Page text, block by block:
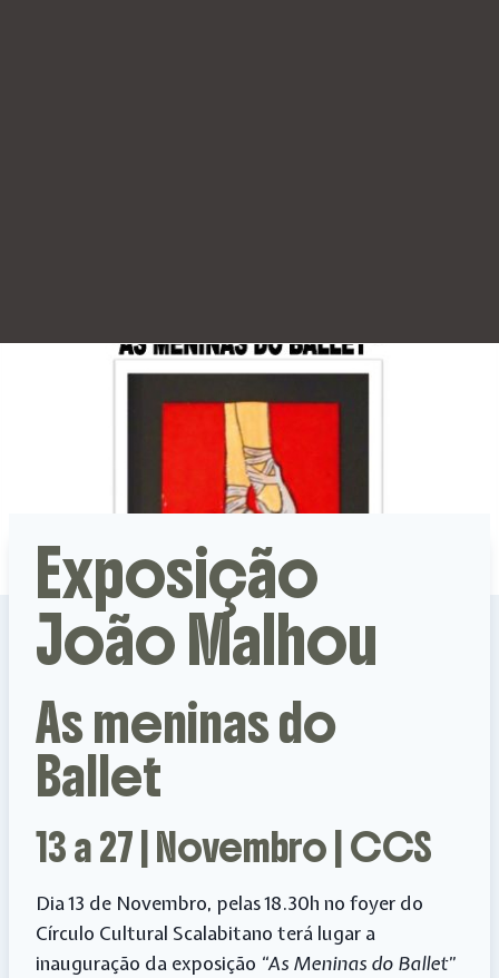
Exposição
João Malhou
As meninas do
Ballet
13 a 27 | Novembro | CCS
Dia 13 de Novembro, pelas 18.30h no foyer do
Círculo Cultural Scalabitano terá lugar a
inauguração da exposição “As Meninas do Ballet”